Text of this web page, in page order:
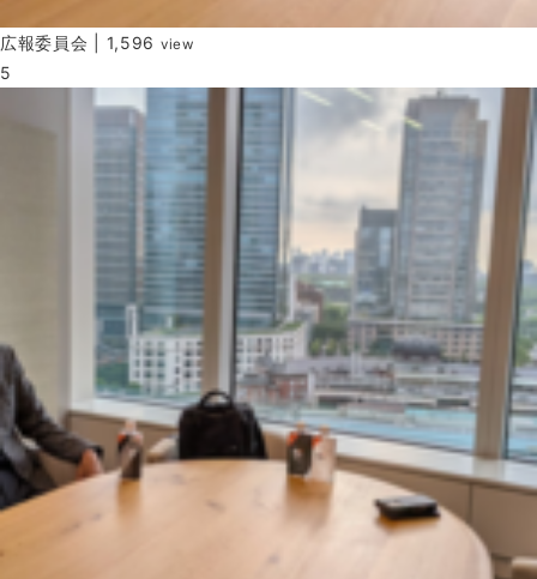
広報委員会 1,596 view
5